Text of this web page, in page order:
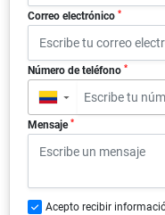
Correo electrónico *
Número de teléfono *
▼
Mensaje *
Acepto recibir